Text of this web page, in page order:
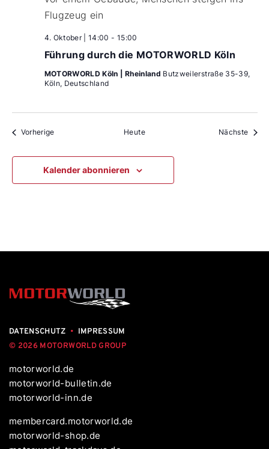
Führung durch die MOTORWORLD Köln
4. Oktober | 14:00 - 15:00
MOTORWORLD Köln | Rheinland Butzweilerstraße 35-39,
Köln, Deutschland
VorherigeVeranstaltungen Heute Nächste
Kalender abonnieren
DATENSCHUTZ • IMPRESSUM
© 2026 MOTORWORLD GROUP
motorworld.de
motorworld-bulletin.de
motorworld-inn.de
membercard.motorworld.de
motorworld-shop.de